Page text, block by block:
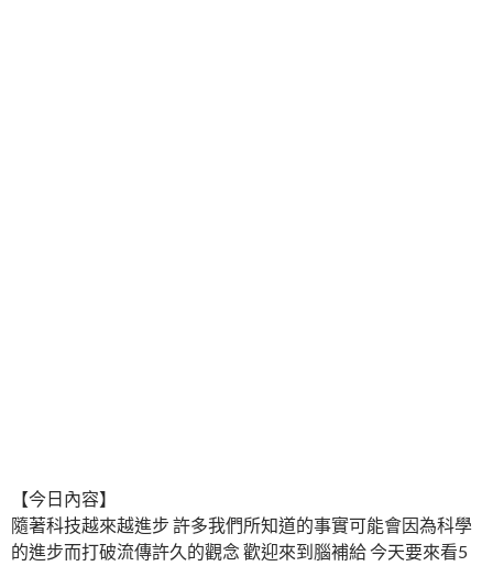
【今日內容】
隨著科技越來越進步 許多我們所知道的事實可能會因為科學
的進步而打破流傳許久的觀念 歡迎來到腦補給 今天要來看5